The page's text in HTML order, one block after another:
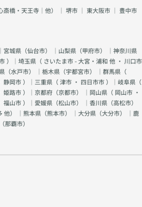
橋・天王寺｜他） ｜ 堺市 ｜ 東大阪市 ｜ 豊中市
宮城県（仙台市） ｜山梨県（甲府市） ｜神奈川県
）｜埼玉県（ さいたま市 - 大宮・浦和 他 ・ 川口市
（水戸市） ｜栃木県（宇都宮市） ｜群馬県（
静岡市）｜三重県（津市 ・ 四日市市）｜岐阜県（
姫路市）｜京都府（京都市） ｜岡山県（ 岡山市 ・
福山市）｜愛媛県（松山市） ｜香川県（高松市）
他） ｜熊本県（熊本市） ｜大分県（大分市） ｜鹿
那覇市）